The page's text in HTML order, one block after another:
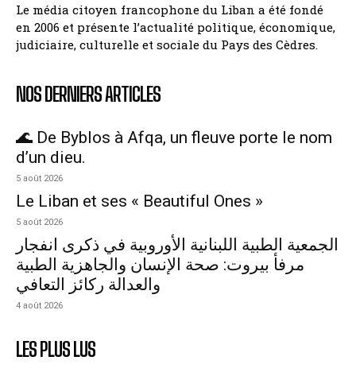
Le média citoyen francophone du Liban a été fondé
en 2006 et présente l’actualité politique, économique,
judiciaire, culturelle et sociale du Pays des Cèdres.
NOS DERNIERS ARTICLES
🌊 De Byblos à Afqa, un fleuve porte le nom
d’un dieu.
5 août 2026
Le Liban et ses « Beautiful Ones »
5 août 2026
الجمعية الطبية اللبنانية الأوروبية في ذكرى انفجار
مرفأ بيروت: صحة الإنسان والجاهزية الطبية
والعدالة ركائز التعافي
4 août 2026
LES PLUS LUS